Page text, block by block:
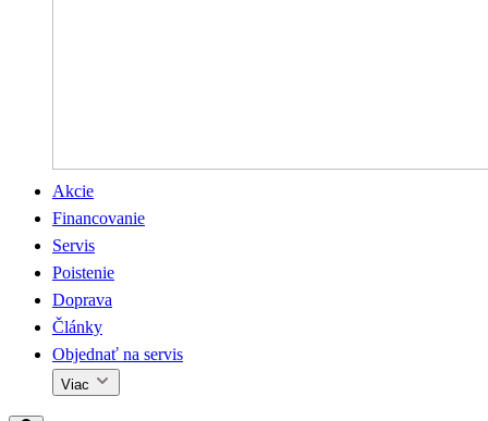
Akcie
Financovanie
Servis
Poistenie
Doprava
Články
Objednať na servis
Viac